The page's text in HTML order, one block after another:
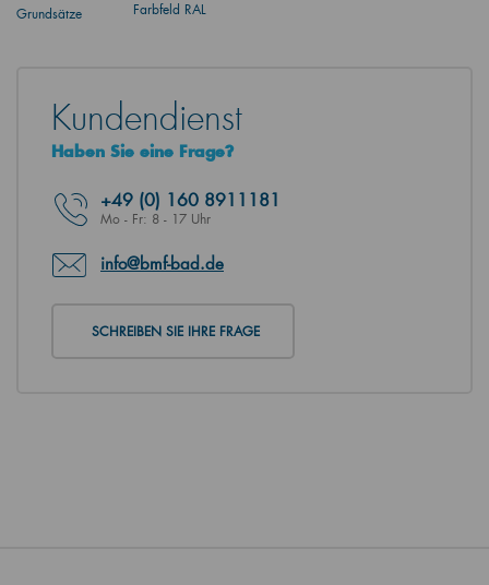
Grundsätze
Farbfeld RAL
Kundendienst
Haben Sie eine Frage?
+49 (0) 160 8911181
Mo - Fr: 8 - 17 Uhr
info@bmf-bad.de
SCHREIBEN SIE IHRE FRAGE